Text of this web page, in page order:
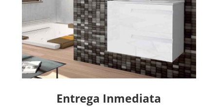
Entrega Inmediata